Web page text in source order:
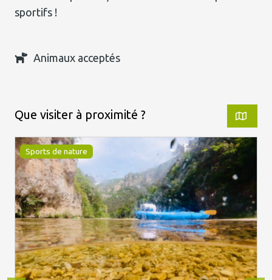
sportifs !
Animaux acceptés
Que visiter à proximité ?
Sports de nature